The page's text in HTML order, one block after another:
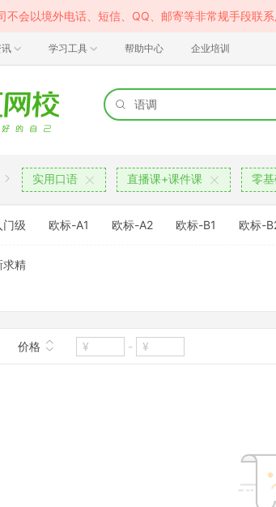
不会以境外电话、短信、QQ、邮寄等非常规手段联
学习工具 帮助中心 企业培训
实用口语 直播课+课件课 零
门级 欧标-A1 欧标-A2 欧标-B1 欧标-
求精
价格 -